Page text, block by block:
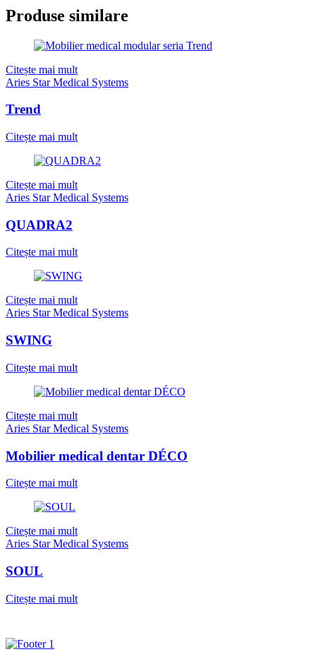
Produse similare
Citește mai mult
Aries Star Medical Systems
Trend
Citește mai mult
Citește mai mult
Aries Star Medical Systems
QUADRA2
Citește mai mult
Citește mai mult
Aries Star Medical Systems
SWING
Citește mai mult
Citește mai mult
Aries Star Medical Systems
Mobilier medical dentar DÉCO
Citește mai mult
Citește mai mult
Aries Star Medical Systems
SOUL
Citește mai mult